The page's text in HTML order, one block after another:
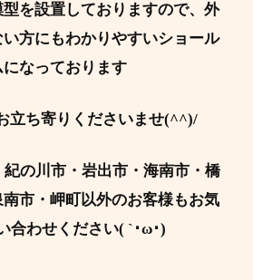
を設置しておりますので、外
方にもわかりやすいショール
になっております
立ち寄りくださいませ(^^)/
の川市・岩出市・海南市・橋
市・岬町以外のお客様もお気
合わせください( `･ω･)